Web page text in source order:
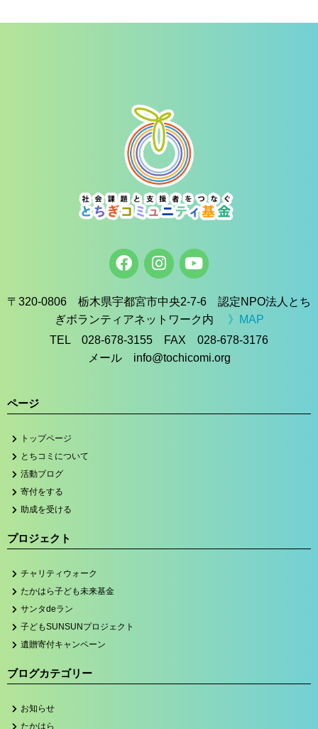
〒320-0806 栃木県宇都宮市中央2-7-6 認定NPO法人とち
ぎボランティアネットワーク内 》MAP
TEL 028-678-3155 FAX 028-678-3176
メール info@tochicomi.org
ページ
トップページ
とちコミについて
活動ブログ
寄付をする
助成を受ける
プロジェクト
チャリティウォーク
たかはら子ども未来基金
サンタdeラン
子どもSUNSUNプロジェクト
遺贈寄付キャンペーン
ブログカテゴリー
お知らせ
たかはら